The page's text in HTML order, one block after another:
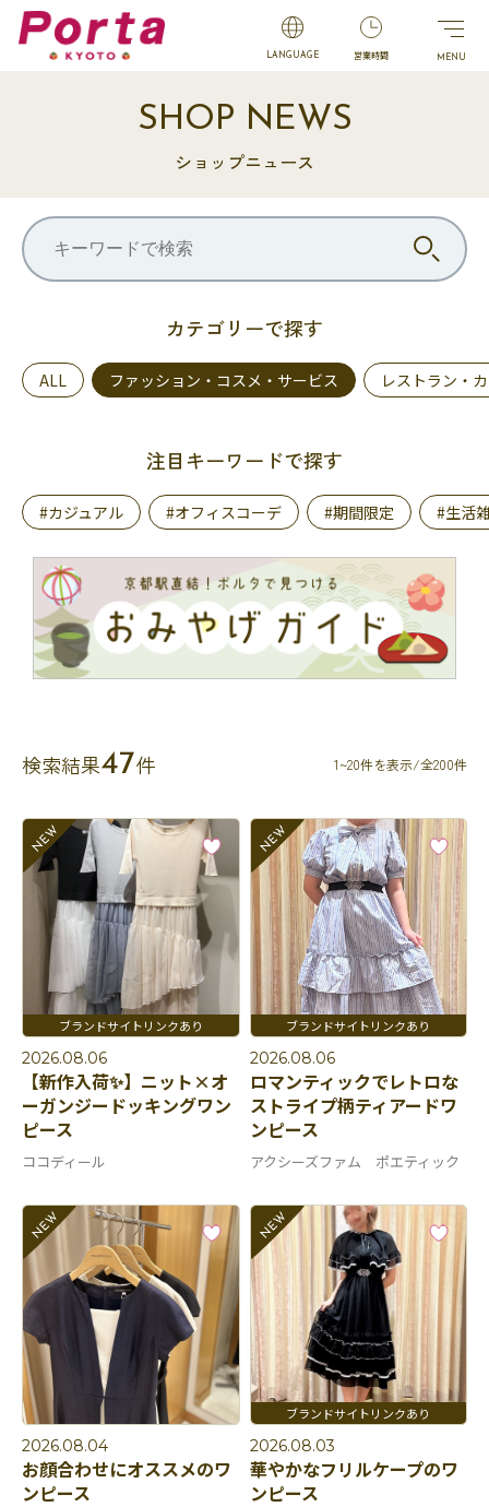
LANGUAGE 営業時間
SHOP NEWS
ショップニュース
カテゴリーで探す
ALL ファッション・コスメ・サービス レストラン・
注目キーワードで探す
#カジュアル #オフィスコーデ #期間限定 #生活
検索結果47件 1~20件を表示/全200件
2026.08.06
【新作入荷✨】ニット×オ
ーガンジードッキングワン
ピース
ココディール
2026.08.06
ロマンティックでレトロな
ストライプ柄ティアードワ
ンピース
アクシーズファム ポエティック
2026.08.04
お顔合わせにオススメのワ
ンピース
2026.08.03
華やかなフリルケープのワ
ンピース